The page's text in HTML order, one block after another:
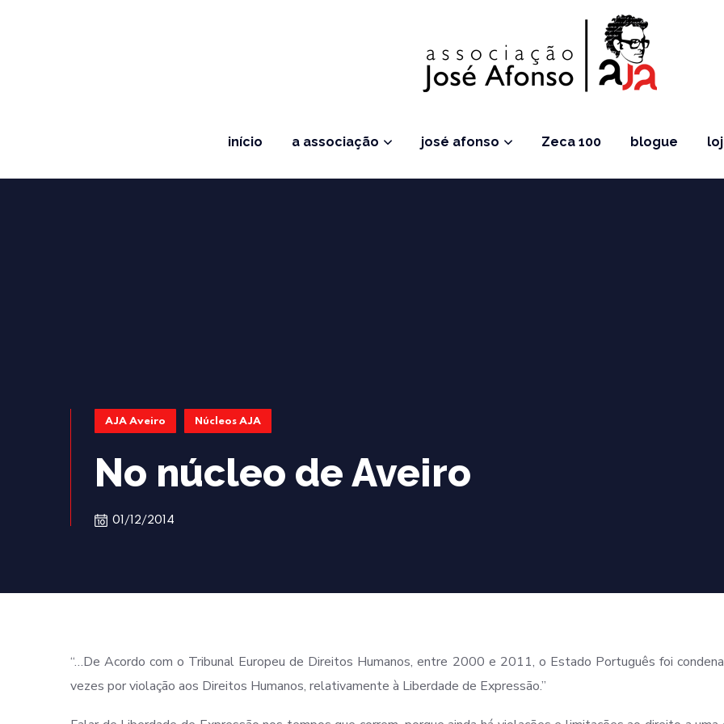
início a associação josé afonso Zeca 100 blogue
AJA Aveiro Núcleos AJA
No núcleo de Aveiro
01/12/2014
“…De Acordo com o Tribunal Europeu de Direitos Humanos, entre 2000 e 2011, o Estado Português foi
vezes por violação aos Direitos Humanos, relativamente à Liberdade de Expressão.”